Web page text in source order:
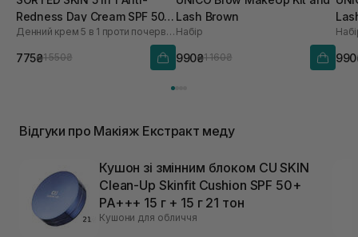
Redness Day Cream SPF 50
30 мл
Денний крем 5 в 1 проти почервоніння
775₴1 550₴
Lash Brown
Набір
990₴1 160₴
Відгуки про Макіяж Екстракт меду
Кушон зі змінним блоком CU SKIN
Clean-Up Skinfit Cushion SPF 50+
PA+++ 15 г + 15 г 21 тон
Кушони для обличчя